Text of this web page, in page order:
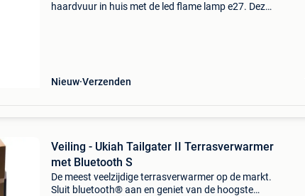
haardvuur in huis met de led flame lamp e27. Deze
Nieuw Verzenden
Veiling - Ukiah Tailgater II Terrasverwarmer
met Bluetooth S
De meest veelzijdige terrasverwarmer op de markt.
Sluit bluetooth® aan en geniet van de hoogste